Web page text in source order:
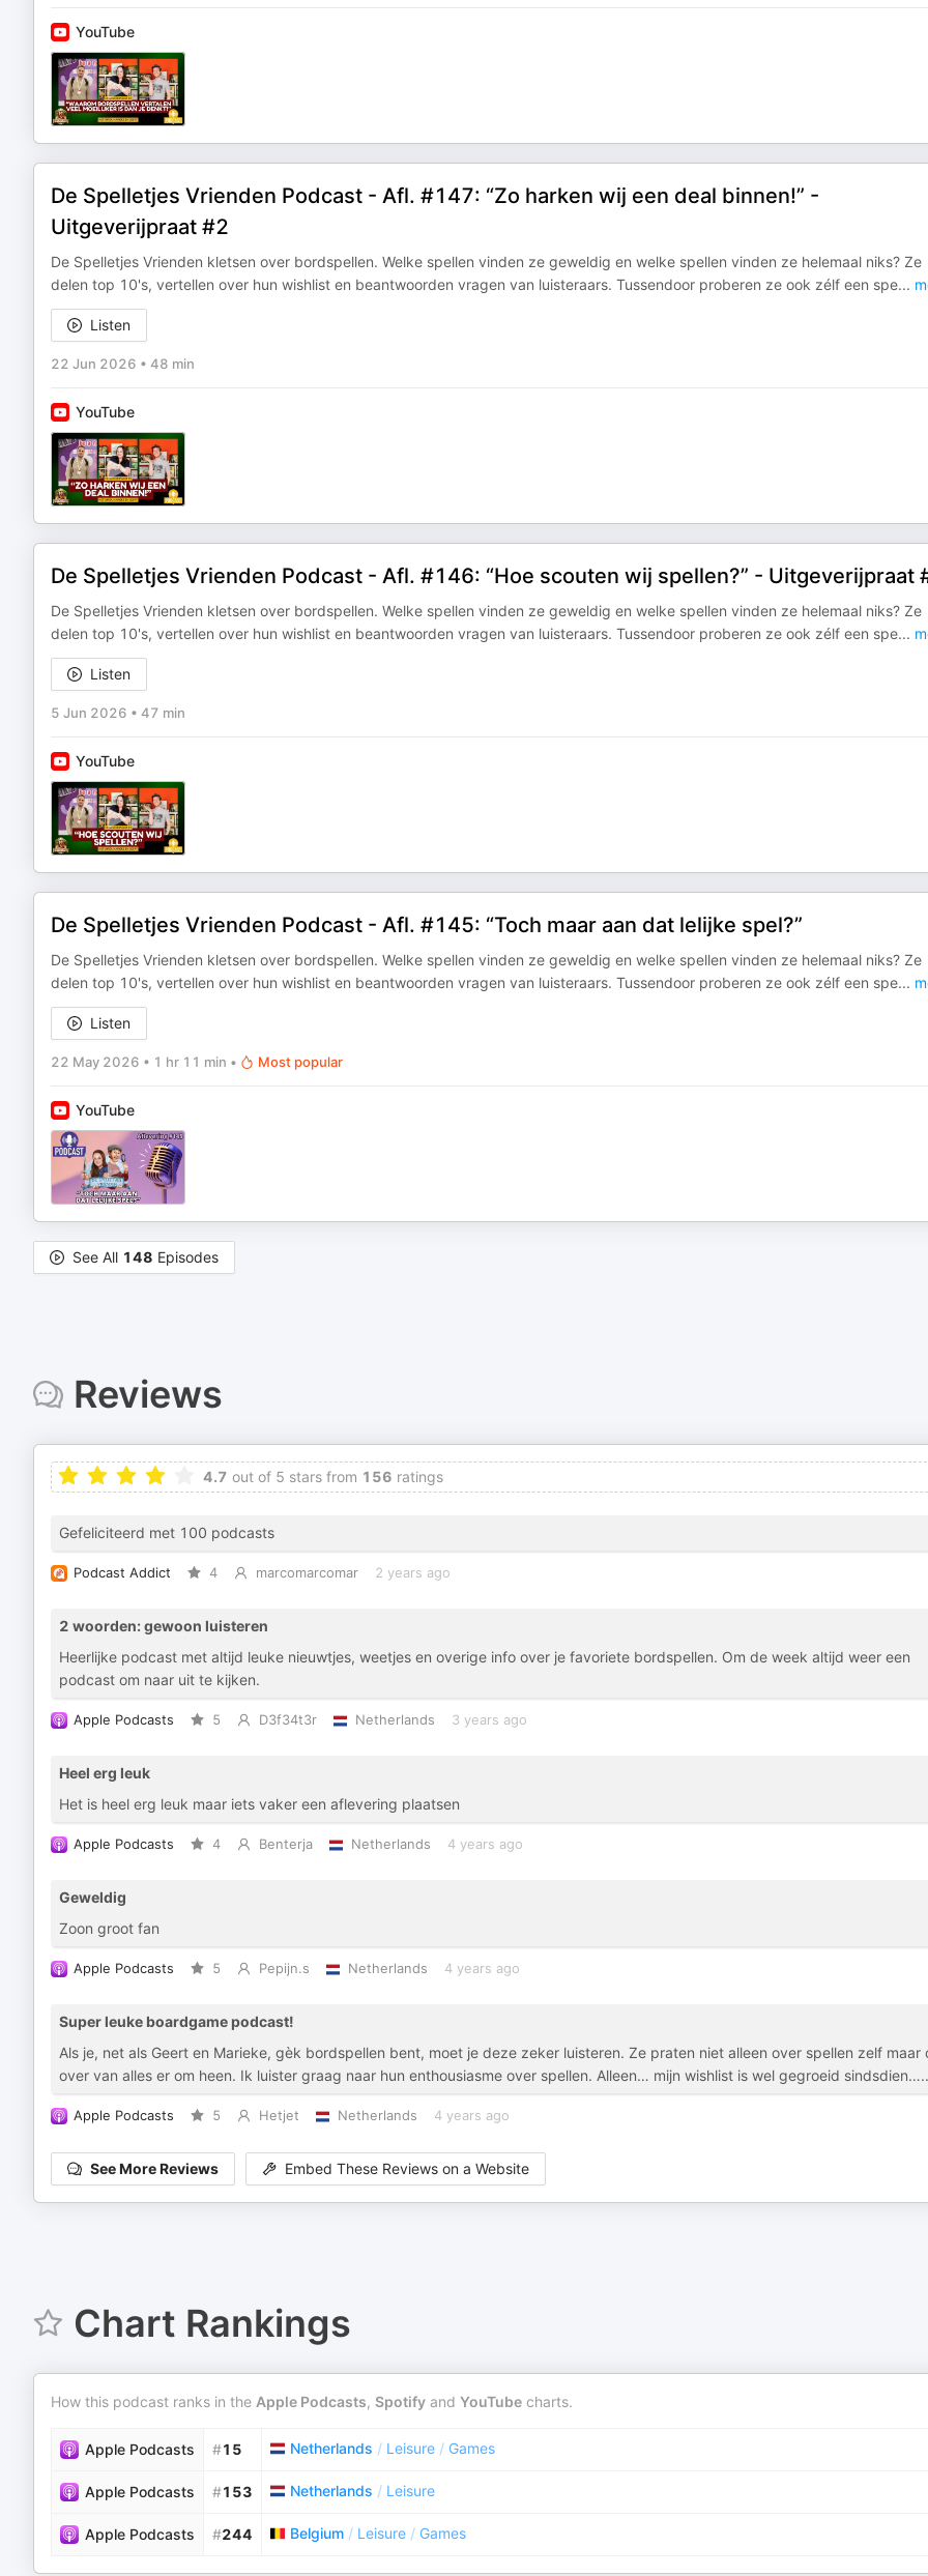
YouTube
De Spelletjes Vrienden Podcast - Afl. #147: “Zo harken wij een deal binnen!” -
Uitgeverijpraat #2
De Spelletjes Vrienden kletsen over bordspellen. Welke spellen vinden ze geweldig en welke spellen vinden ze helemaal niks? Ze
delen top 10's, vertellen over hun wishlist en beantwoorden vragen van luisteraars. Tussendoor proberen ze ook zélf een spe...
Listen
22 Jun 2026 • 48 min
YouTube
De Spelletjes Vrienden Podcast - Afl. #146: “Hoe scouten wij spellen?” - Uitgeverijpraat
De Spelletjes Vrienden kletsen over bordspellen. Welke spellen vinden ze geweldig en welke spellen vinden ze helemaal niks? Ze
delen top 10's, vertellen over hun wishlist en beantwoorden vragen van luisteraars. Tussendoor proberen ze ook zélf een spe...
Listen
5 Jun 2026 • 47 min
YouTube
De Spelletjes Vrienden Podcast - Afl. #145: “Toch maar aan dat lelijke spel?”
De Spelletjes Vrienden kletsen over bordspellen. Welke spellen vinden ze geweldig en welke spellen vinden ze helemaal niks? Ze
delen top 10's, vertellen over hun wishlist en beantwoorden vragen van luisteraars. Tussendoor proberen ze ook zélf een spe...
Listen
22 May 2026 • 1 hr 11 min • Most popular
YouTube
See All 148 Episodes
Reviews
4.7 out of 5 stars from 156 ratings
Gefeliciteerd met 100 podcasts
Podcast Addict 4 marcomarcomar 2 years ago
2 woorden: gewoon luisteren
Heerlijke podcast met altijd leuke nieuwtjes, weetjes en overige info over je favoriete bordspellen. Om de week altijd weer een
podcast om naar uit te kijken.
Apple Podcasts 5 D3f34t3r Netherlands 3 years ago
Heel erg leuk
Het is heel erg leuk maar iets vaker een aflevering plaatsen
Apple Podcasts 4 Benterja Netherlands 4 years ago
Geweldig
Zoon groot fan
Apple Podcasts 5 Pepijn.s Netherlands 4 years ago
Super leuke boardgame podcast!
Als je, net als Geert en Marieke, gèk bordspellen bent, moet je deze zeker luisteren. Ze praten niet alleen over spellen zelf maar
over van alles er om heen. Ik luister graag naar hun enthousiasme over spellen. Alleen… mijn wishlist is wel gegroeid sindsdien…..
Apple Podcasts 5 Hetjet Netherlands 4 years ago
See More Reviews Embed These Reviews on a Website
Chart Rankings
How this podcast ranks in the Apple Podcasts, Spotify and YouTube charts.
Apple Podcasts #15 Netherlands / Leisure / Games
Apple Podcasts #153 Netherlands / Leisure
Apple Podcasts #244 Belgium / Leisure / Games